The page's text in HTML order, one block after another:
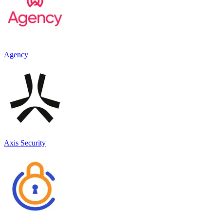
Agency
Axis Security